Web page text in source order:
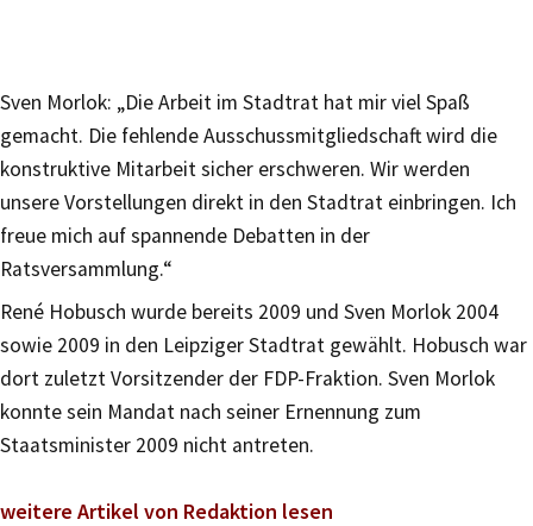
Sven Morlok: „Die Arbeit im Stadtrat hat mir viel Spaß
gemacht. Die fehlende Ausschussmitgliedschaft wird die
konstruktive Mitarbeit sicher erschweren. Wir werden
unsere Vorstellungen direkt in den Stadtrat einbringen. Ich
freue mich auf spannende Debatten in der
Ratsversammlung.“
René Hobusch wurde bereits 2009 und Sven Morlok 2004
sowie 2009 in den Leipziger Stadtrat gewählt. Hobusch war
dort zuletzt Vorsitzender der FDP-Fraktion. Sven Morlok
konnte sein Mandat nach seiner Ernennung zum
Staatsminister 2009 nicht antreten.
weitere Artikel von Redaktion lesen